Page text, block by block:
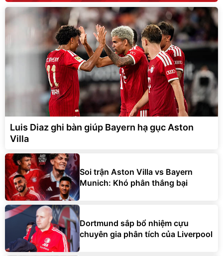
Luis Diaz ghi bàn giúp Bayern hạ gục Aston
Villa
Soi trận Aston Villa vs Bayern
Munich: Khó phân thắng bại
Dortmund sắp bổ nhiệm cựu
chuyên gia phân tích của Liverpool